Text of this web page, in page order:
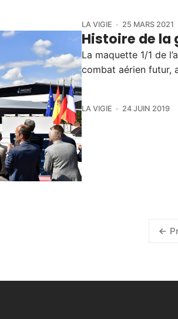
LA VIGIE 25 MARS 2021
Histoire de la
La maquette 1/1 de
combat aérien futur,
LA VIGIE 24 JUIN 2019